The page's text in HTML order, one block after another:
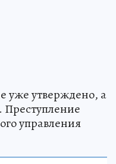
уже утверждено, а
Преступление
управления